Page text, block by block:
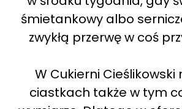
śmietankowy albo
zwykłą przerwę w coś
W Cukierni Cieślikowski
ciastkach także w tym